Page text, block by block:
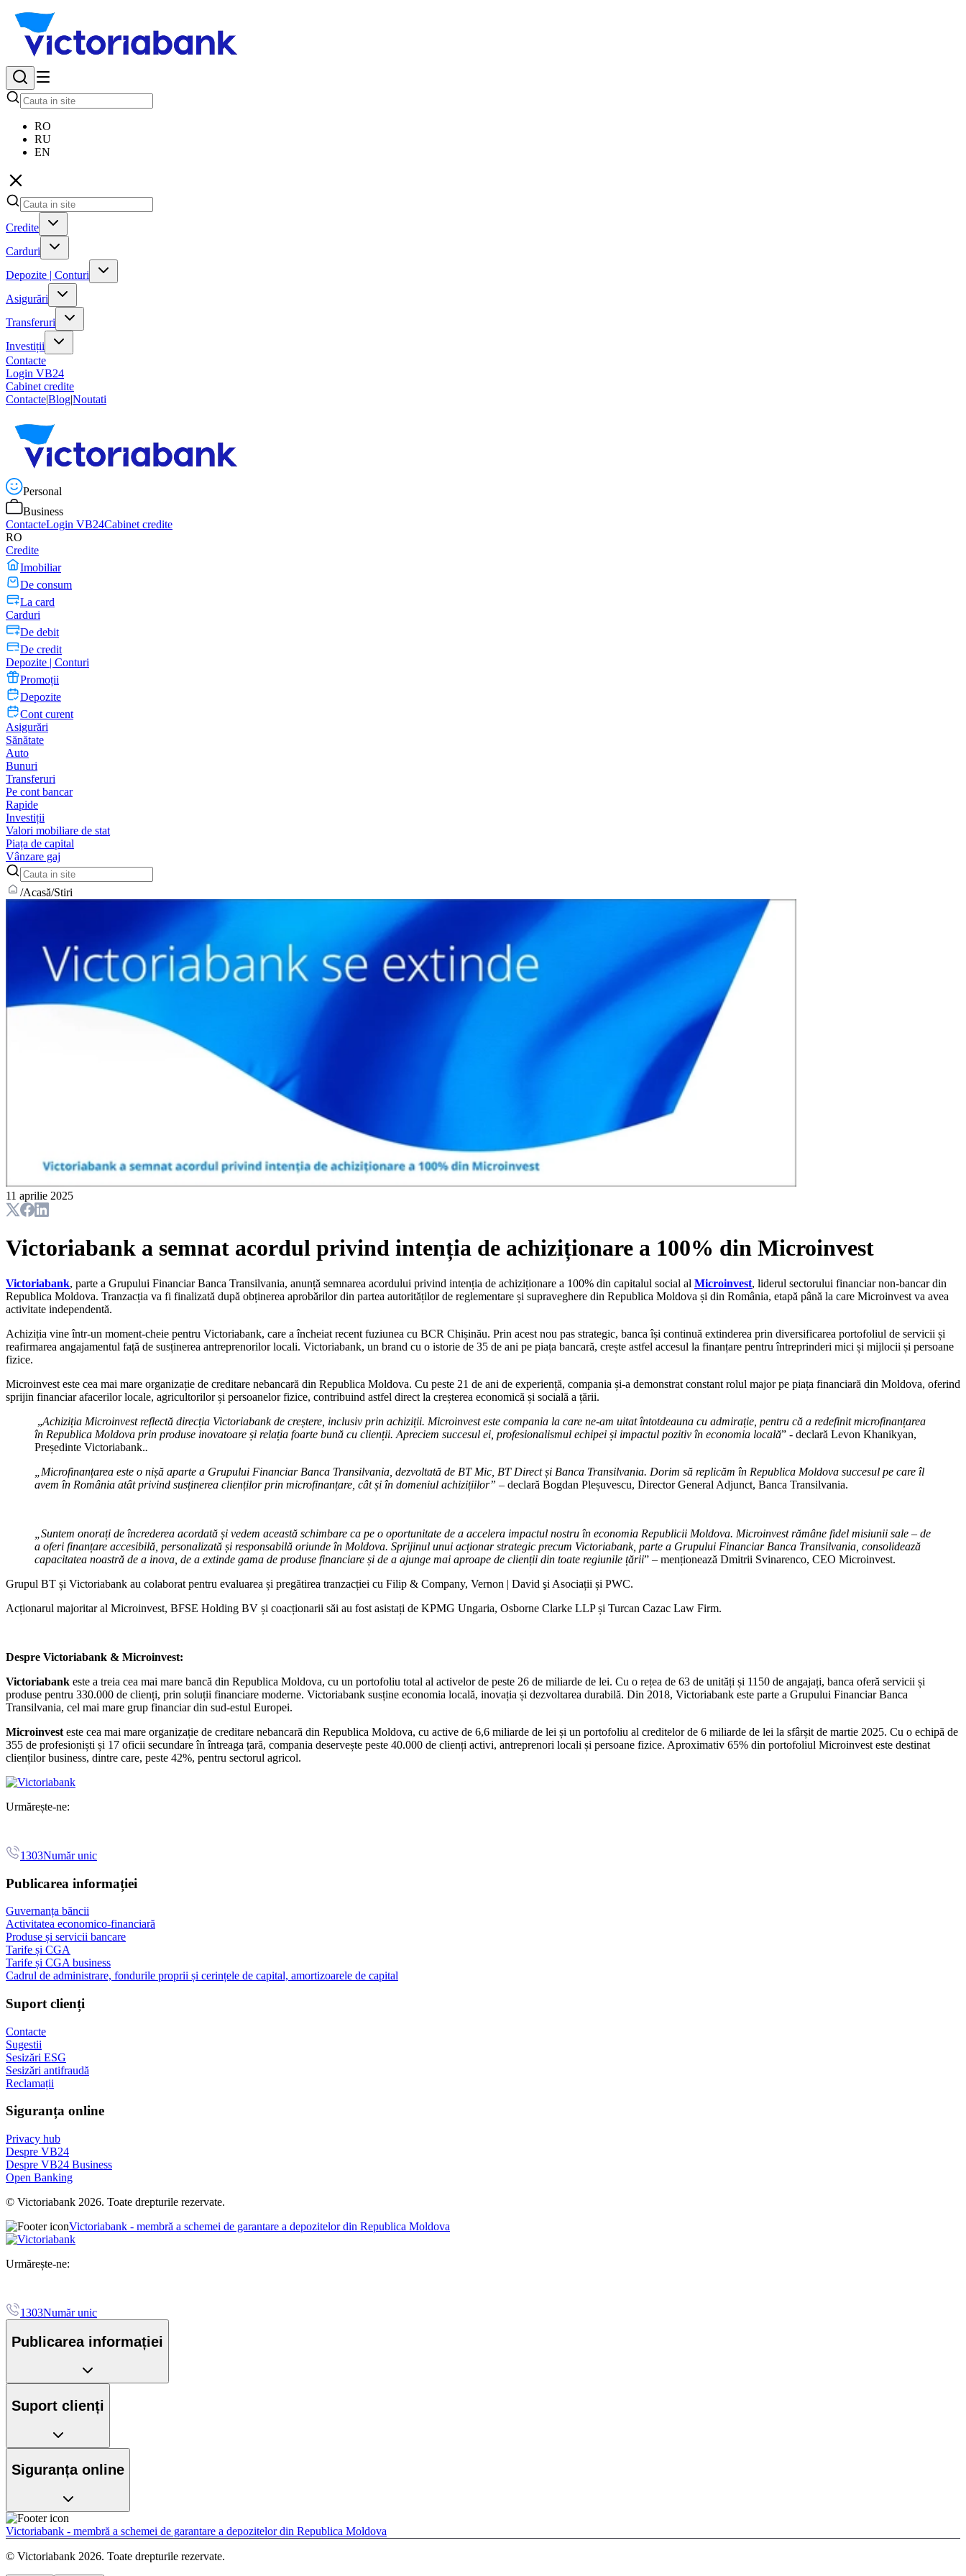
RO
RU
EN
Credite
Carduri
Depozite | Conturi
Asigurări
Transferuri
Investiții
Contacte
Login VB24
Cabinet credite
Contacte|Blog|Noutati
Personal
Business
ContacteLogin VB24Cabinet credite
RO
Credite
Imobiliar
De consum
La card
Carduri
De debit
De credit
Depozite | Conturi
Promoții
Depozite
Cont curent
Asigurări
Sănătate
Auto
Bunuri
Transferuri
Pe cont bancar
Rapide
Investiții
Valori mobiliare de stat
Piața de capital
Vânzare gaj
/Acasă/Stiri
11 aprilie 2025
Victoriabank a semnat acordul privind intenția de achiziționare a 100% din Microinvest
Victoriabank, parte a Grupului Financiar Banca Transilvania, anunță semnarea acordului privind intenția de achiziționare a 100% din capitalul social al Microinvest, liderul sectorului financiar non-bancar din
Republica Moldova. Tranzacția va fi finalizată după obținerea aprobărilor din partea autorităților de reglementare și supraveghere din Republica Moldova și din România, etapă până la care Microinvest va avea
activitate independentă.
Achiziția vine într-un moment-cheie pentru Victoriabank, care a încheiat recent fuziunea cu BCR Chișinău. Prin acest nou pas strategic, banca își continuă extinderea prin diversificarea portofoliul de servicii și
reafirmarea angajamentul față de susținerea antreprenorilor locali. Victoriabank, un brand cu o istorie de 35 de ani pe piața bancară, crește astfel accesul la finanțare pentru întreprinderi mici și mijlocii și persoane
fizice.
Microinvest este cea mai mare organizație de creditare nebancară din Republica Moldova. Cu peste 21 de ani de experiență, compania și-a demonstrat constant rolul major pe piața financiară din Moldova, oferind
sprijin financiar afacerilor locale, agricultorilor și persoanelor fizice, contribuind astfel direct la creșterea economică și socială a țării.
„Achiziția Microinvest reflectă direcția Victoriabank de creștere, inclusiv prin achiziții. Microinvest este compania la care ne-am uitat întotdeauna cu admirație, pentru că a redefinit microfinanțarea
în Republica Moldova prin produse inovatoare și relația foarte bună cu clienții. Apreciem succesul ei, profesionalismul echipei și impactul pozitiv în economia locală” - declară Levon Khanikyan,
Președinte Victoriabank..
„Microfinanțarea este o nișă aparte a Grupului Financiar Banca Transilvania, dezvoltată de BT Mic, BT Direct și Banca Transilvania. Dorim să replicăm în Republica Moldova succesul pe care îl
avem în România atât privind susținerea clienților prin microfinanțare, cât și în domeniul achizițiilor” – declară Bogdan Pleșuvescu, Director General Adjunct, Banca Transilvania.
„Suntem onorați de încrederea acordată și vedem această schimbare ca pe o oportunitate de a accelera impactul nostru în economia Republicii Moldova. Microinvest rămâne fidel misiunii sale – de
a oferi finanțare accesibilă, personalizată și responsabilă oriunde în Moldova. Sprijinul unui acționar strategic precum Victoriabank, parte a Grupului Financiar Banca Transilvania, consolidează
capacitatea noastră de a inova, de a extinde gama de produse financiare și de a ajunge mai aproape de clienții din toate regiunile țării” – menționează Dmitrii Svinarenco, CEO Microinvest.
Grupul BT și Victoriabank au colaborat pentru evaluarea și pregătirea tranzacției cu Filip & Company, Vernon | David şi Asociații și PWC.
Acționarul majoritar al Microinvest, BFSE Holding BV și coacționarii săi au fost asistați de KPMG Ungaria, Osborne Clarke LLP și Turcan Cazac Law Firm.
Despre Victoriabank & Microinvest:
Victoriabank este a treia cea mai mare bancă din Republica Moldova, cu un portofoliu total al activelor de peste 26 de miliarde de lei. Cu o rețea de 63 de unități și 1150 de angajați, banca oferă servicii și
produse pentru 330.000 de clienți, prin soluții financiare moderne. Victoriabank susține economia locală, inovația și dezvoltarea durabilă. Din 2018, Victoriabank este parte a Grupului Financiar Banca
Transilvania, cel mai mare grup financiar din sud-estul Europei.
Microinvest este cea mai mare organizație de creditare nebancară din Republica Moldova, cu active de 6,6 miliarde de lei și un portofoliu al creditelor de 6 miliarde de lei la sfârșit de martie 2025. Cu o echipă de
355 de profesioniști și 17 oficii secundare în întreaga țară, compania deservește peste 40.000 de clienți activi, antreprenori locali și persoane fizice. Aproximativ 65% din portofoliul Microinvest este destinat
clienților business, dintre care, peste 42%, pentru sectorul agricol.
Urmărește-ne:
1303Număr unic
Publicarea informației
Guvernanța băncii
Activitatea economico-financiară
Produse și servicii bancare
Tarife și CGA
Tarife și CGA business
Cadrul de administrare, fondurile proprii și cerințele de capital, amortizoarele de capital
Suport clienți
Contacte
Sugestii
Sesizări ESG
Sesizări antifraudă
Reclamații
Siguranța online
Privacy hub
Despre VB24
Despre VB24 Business
Open Banking
© Victoriabank 2026. Toate drepturile rezervate.
Victoriabank - membră a schemei de garantare a depozitelor din Republica Moldova
Urmărește-ne:
1303Număr unic
Publicarea informației
Suport clienți
Siguranța online
Victoriabank - membră a schemei de garantare a depozitelor din Republica Moldova
© Victoriabank 2026. Toate drepturile rezervate.